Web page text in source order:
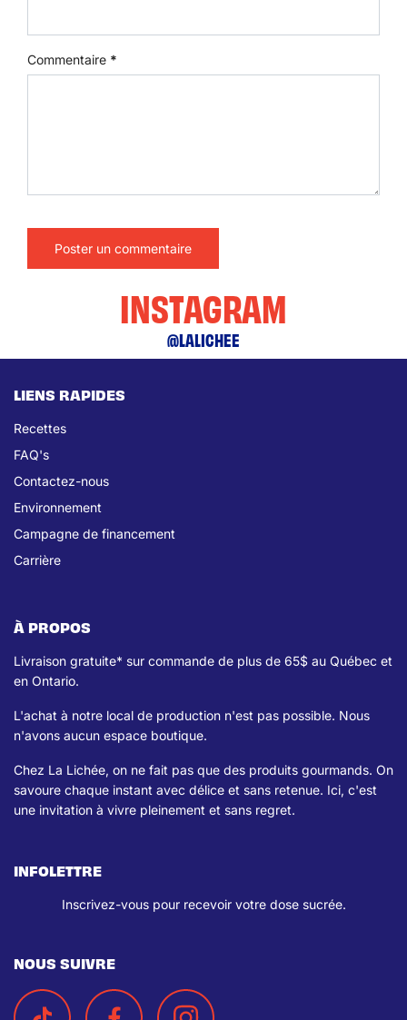
Commentaire *
INSTAGRAM
@LALICHEE
LIENS RAPIDES
Recettes
FAQ's
Contactez-nous
Environnement
Campagne de financement
Carrière
À PROPOS
Livraison gratuite* sur commande de plus de 65$ au Québec et
en Ontario.
L'achat à notre local de production n'est pas possible. Nous
n'avons aucun espace boutique.
Chez La Lichée, on ne fait pas que des produits gourmands. On
savoure chaque instant avec délice et sans retenue. Ici, c'est
une invitation à vivre pleinement et sans regret.
INFOLETTRE
Inscrivez-vous pour recevoir votre dose sucrée.
NOUS SUIVRE